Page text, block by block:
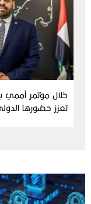
خلال مؤتمر أممي
تعزز حضورها